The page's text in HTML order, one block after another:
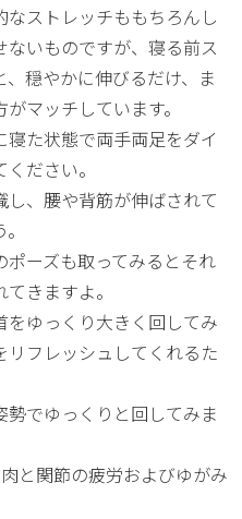
ストレッチももちろんし
いものですが、寝る前ス
穏やかに伸びるだけ、ま
マッチしています。
た状態で両手両足をダイ
ださい。
、腰や背筋が伸ばされて
ーズも取ってみるとそれ
きますよ。
ゆっくり大きく回してみ
フレッシュしてくれるた
でゆっくりと回してみま
と関節の疲労およびゆがみ